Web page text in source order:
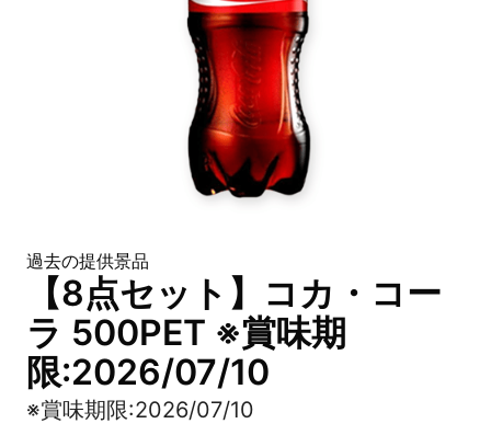
過去の提供景品
【8点セット】コカ・コー
ラ 500PET ※賞味期
限:2026/07/10
※賞味期限:2026/07/10